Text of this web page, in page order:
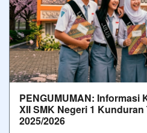
PENGUMUMAN: Informasi
XII SMK Negeri 1
2025/2026